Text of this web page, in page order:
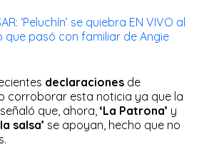
‘Peluchín’ se quiebra EN VIVO al
que pasó con familiar de Angie
declaraciones de
corroborar esta noticia ya que la
señaló que, ahora, ‘La Patrona’ y
salsa’ se apoyan, hecho que no